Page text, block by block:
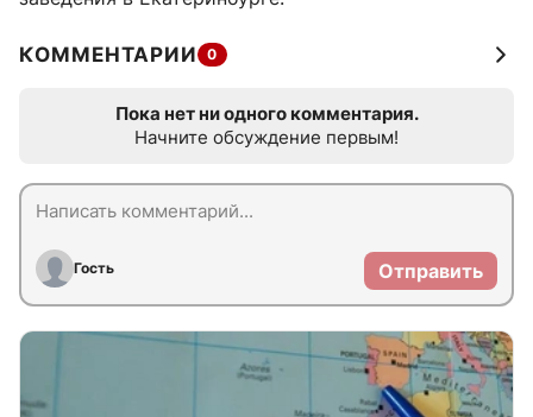
КОММЕНТАРИИ 0
Пока нет ни одного комментария.
Начните обсуждение первым!
Гость Отправить